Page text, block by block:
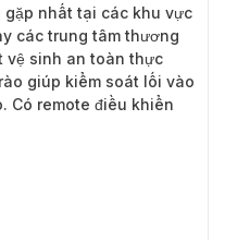
nhất tại các khu vực
các trung tâm thương
vệ sinh an toàn thực
giúp kiểm soát lối vào
Có remote điều khiển